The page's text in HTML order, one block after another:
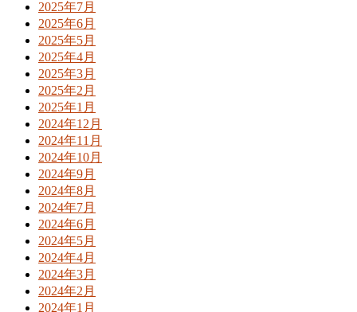
2025年7月
2025年6月
2025年5月
2025年4月
2025年3月
2025年2月
2025年1月
2024年12月
2024年11月
2024年10月
2024年9月
2024年8月
2024年7月
2024年6月
2024年5月
2024年4月
2024年3月
2024年2月
2024年1月